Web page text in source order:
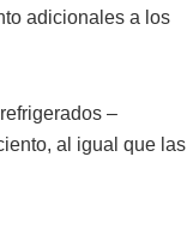
adicionales a los
–
al igual que las